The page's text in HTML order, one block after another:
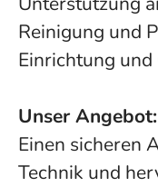
Reinigung und
Einrichtung und
Unser Angebot:
Einen sicheren
Technik und